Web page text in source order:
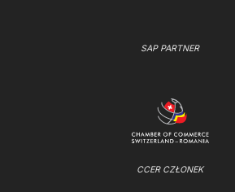
SAP PARTNER
CCER CZŁONEK